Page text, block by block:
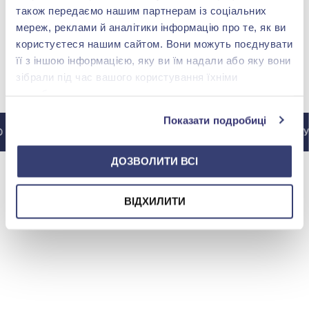
також передаємо нашим партнерам із соціальних
мереж, реклами й аналітики інформацію про те, як ви
користуєтеся нашим сайтом. Вони можуть поєднувати
її з іншою інформацією, яку ви їм надали або яку вони
зібрали під час вашого користування їхніми
Показати подробиці
ДОЗВОЛИТИ ВСІ
ВІДХИЛИТИ
Купити Купити
МИ У INSTAGRAM
@ZOLOTAKOROLEVA ДО ІНСТАГРАМУ